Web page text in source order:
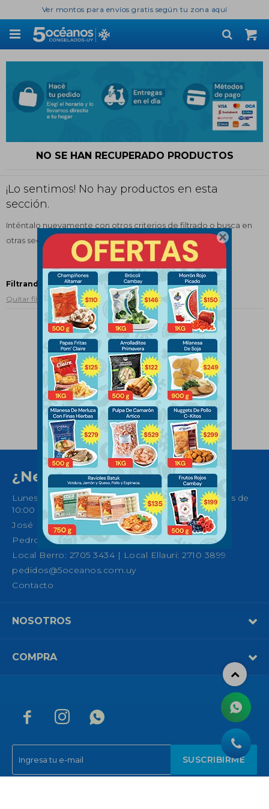

Ver montos para envíos gratis según tu zona aquí

NO SE HAN RECUPERADO PRODUCTOS
¡Lo sentimos! No hay productos en esta
sección.
Inténtalo nuevamente con otros criterios de filtrado o busca en
otras secciones de nuestro catálogo.
Filtrando por: Comidas preparadas
Burritos
Quitar filtros
  
SUSCRIBIRME
¿Necesitas ayuda?
Lunes a Sábados de 08:30 a 21:00 horas y Domingos de
10:00 a 14:00
José Ellauri 558, Montevideo
Pedro Fco. Berro 1039, Montevideo
Local Berro: 2705 3434 | Local Ellauri: 2710 3899
pedidos@5oceanos.com.uy
Contacto
NOSOTROS
COMPRA